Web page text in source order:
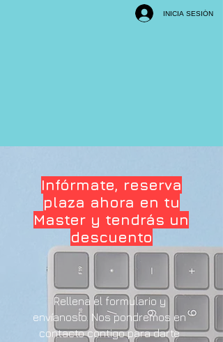
INICIA SESIÓN
Infórmate, reserva
plaza ahora en tu
Master y tendrás un
descuento
Rellena el formulario y
envíanoslo. Nos pondremos en
contacto contigo para darte